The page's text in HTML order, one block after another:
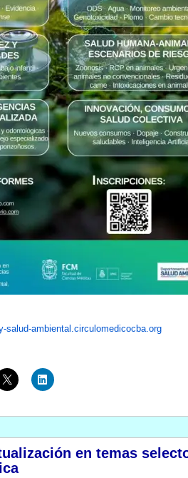
salud-ambiental.circulomedicocba.org
en temas